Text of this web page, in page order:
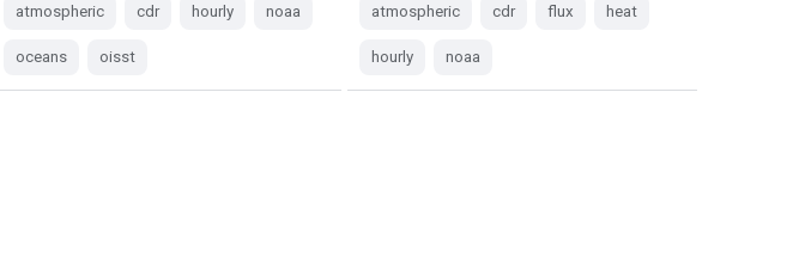
atmospheric cdr hourly noaa
oceans oisst
atmospheric cdr flux heat
hourly noaa